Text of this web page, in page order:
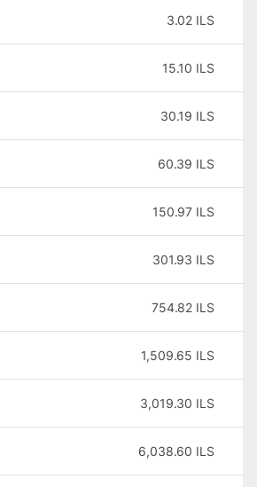
3.02 ILS
15.10 ILS
30.19 ILS
60.39 ILS
150.97 ILS
301.93 ILS
754.82 ILS
1,509.65 ILS
3,019.30 ILS
6,038.60 ILS